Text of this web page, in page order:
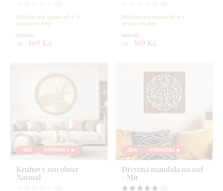
( 0 )
Můžete mít doma už o 3
pracovní dny
od 469 Kč
619 Kč
( 0 )
Můžete mít doma už o 1
pracovní den
od 369 Kč
499 Kč
-24% VÝPRODEJ 🔥
Kruhový zen obraz -
Natural
( 0)
-25% VÝPRODEJ 🔥
Dřevěná mandala na zeď
- Mír
( 6 )